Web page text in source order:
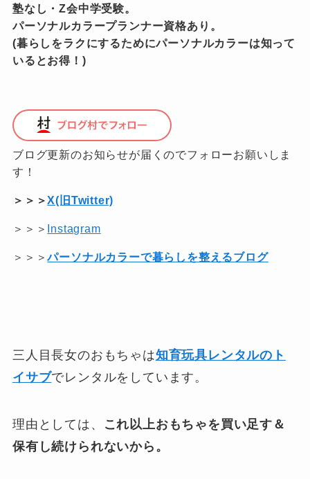
塾なし・Z会中学受験。
パーソナルカラープランナー資格あり。
(暮らしをラクにするためにパーソナルカラーは知って
いるとお得！)
ブログ更新のお知らせが届くのでフォローお願いしま
す！
＞＞＞X(旧Twitter)
＞＞＞ Instagram
＞＞＞パーソナルカラーで暮らしを整えるブログ
三人目長女のおもちゃは知育玩具レンタルのト
イサブでレンタルをしています。
理由としては、
これ以上おもちゃを買い足す＆
保有し続けられないから。